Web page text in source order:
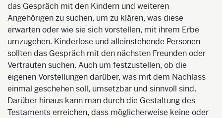
das Gespräch mit den Kindern und weiteren
Angehörigen zu suchen, um zu klären, was diese
erwarten oder wie sie sich vorstellen, mit ihrem Erbe
umzugehen. Kinderlose und alleinstehende Personen
sollten das Gespräch mit den nächsten Freunden oder
Vertrauten suchen. Auch um festzustellen, ob die
eigenen Vorstellungen darüber, was mit dem Nachlass
einmal geschehen soll, umsetzbar und sinnvoll sind.
Darüber hinaus kann man durch die Gestaltung des
Testaments erreichen, dass möglicherweise keine oder